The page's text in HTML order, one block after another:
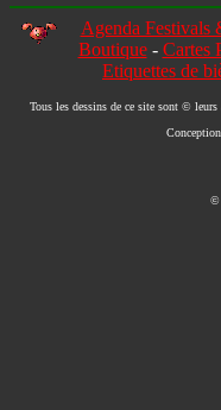
Agenda Festivals
Boutique- Cartes
Etiquettes de
Tous les dessins de ce site sont ©
©